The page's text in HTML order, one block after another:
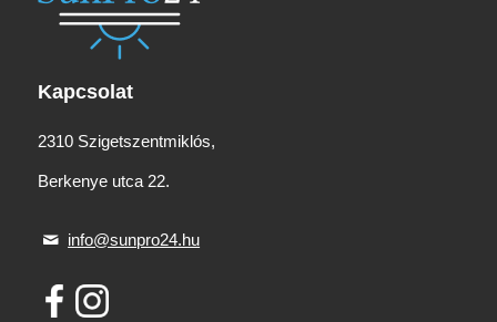
Kapcsolat
2310 Szigetszentmiklós,
Berkenye utca 22.
info@sunpro24.hu